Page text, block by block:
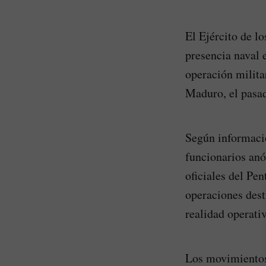
El Ejército de
presencia naval
operación
Maduro, el
Según
funcionarios
oficiales del
operaciones
realidad
Los